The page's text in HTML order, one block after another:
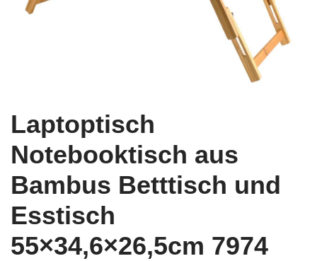
Laptoptisch
Notebooktisch aus
Bambus Betttisch und
Esstisch
55×34,6×26,5cm 7974